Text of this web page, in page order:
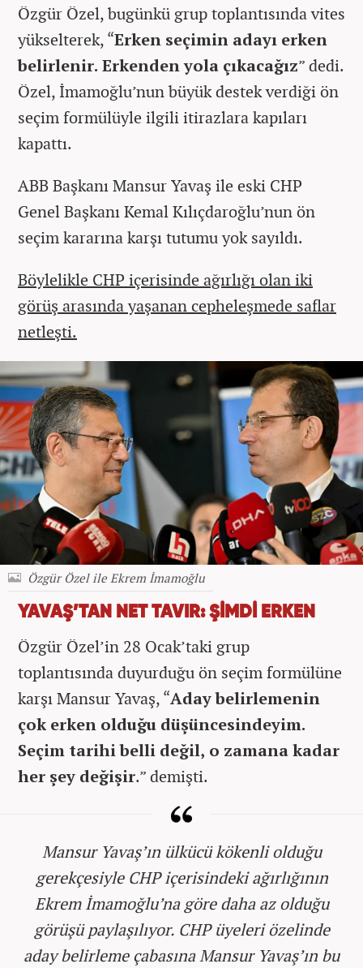
Özgür Özel, bugünkü grup toplantısında vites
yükselterek, “Erken seçimin adayı erken
belirlenir. Erkenden yola çıkacağız” dedi.
Özel, İmamoğlu’nun büyük destek verdiği ön
seçim formülüyle ilgili itirazlara kapıları
kapattı.
ABB Başkanı Mansur Yavaş ile eski CHP
Genel Başkanı Kemal Kılıçdaroğlu’nun ön
seçim kararına karşı tutumu yok sayıldı.
Böylelikle CHP içerisinde ağırlığı olan iki
görüş arasında yaşanan cepheleşmede saflar
netleşti.
Özgür Özel ile Ekrem İmamoğlu
YAVAŞ’TAN NET TAVIR: ŞİMDİ ERKEN
Özgür Özel’in 28 Ocak’taki grup
toplantısında duyurduğu ön seçim formülüne
karşı Mansur Yavaş, “Aday belirlemenin
çok erken olduğu düşüncesindeyim.
Seçim tarihi belli değil, o zamana kadar
her şey değişir.” demişti.
Mansur Yavaş’ın ülkücü kökenli olduğu
gerekçesiyle CHP içerisindeki ağırlığının
Ekrem İmamoğlu’na göre daha az olduğu
görüşü paylaşılıyor. CHP üyeleri özelinde
aday belirleme çabasına Mansur Yavaş’ın bu